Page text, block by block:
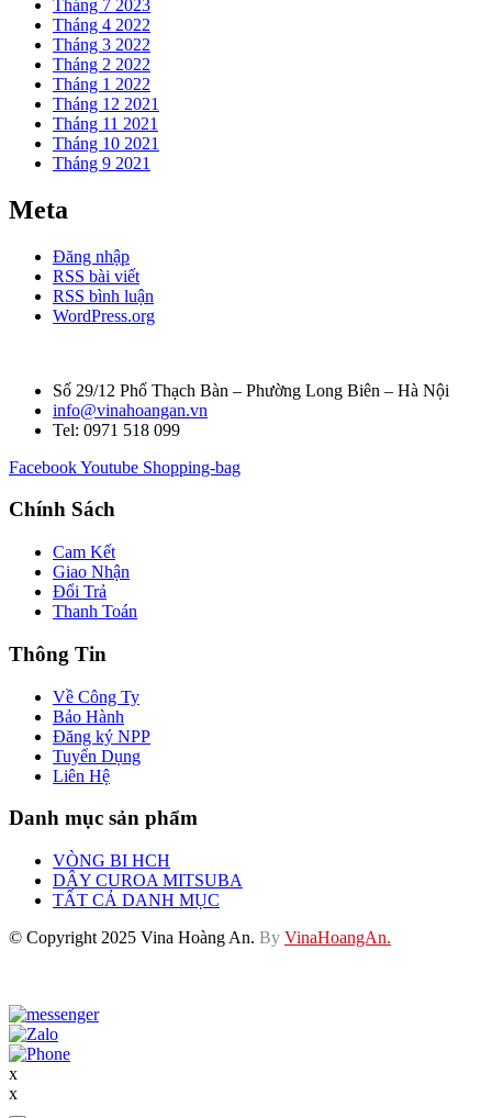
Tháng 7 2023
Tháng 4 2022
Tháng 3 2022
Tháng 2 2022
Tháng 1 2022
Tháng 12 2021
Tháng 11 2021
Tháng 10 2021
Tháng 9 2021
Meta
Đăng nhập
RSS bài viết
RSS bình luận
WordPress.org
Số 29/12 Phố Thạch Bàn – Phường Long Biên – Hà Nội
info@vinahoangan.vn
Tel: 0971 518 099
FacebookYoutube Shopping-bag
Chính Sách
Cam Kết
Giao Nhận
Đổi Trả
Thanh Toán
Thông Tin
Về Công Ty
Bảo Hành
Đăng ký NPP
Tuyển Dụng
Liên Hệ
Danh mục sản phẩm
VÒNG BI HCH
DÂY CUROA MITSUBA
TẤT CẢ DANH MỤC
© Copyright 2025 Vina Hoàng An. By VinaHoangAn.
x
x